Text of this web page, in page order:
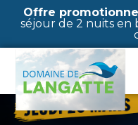
Offre
séjour de 2 nuits en
Panneau de gestion des